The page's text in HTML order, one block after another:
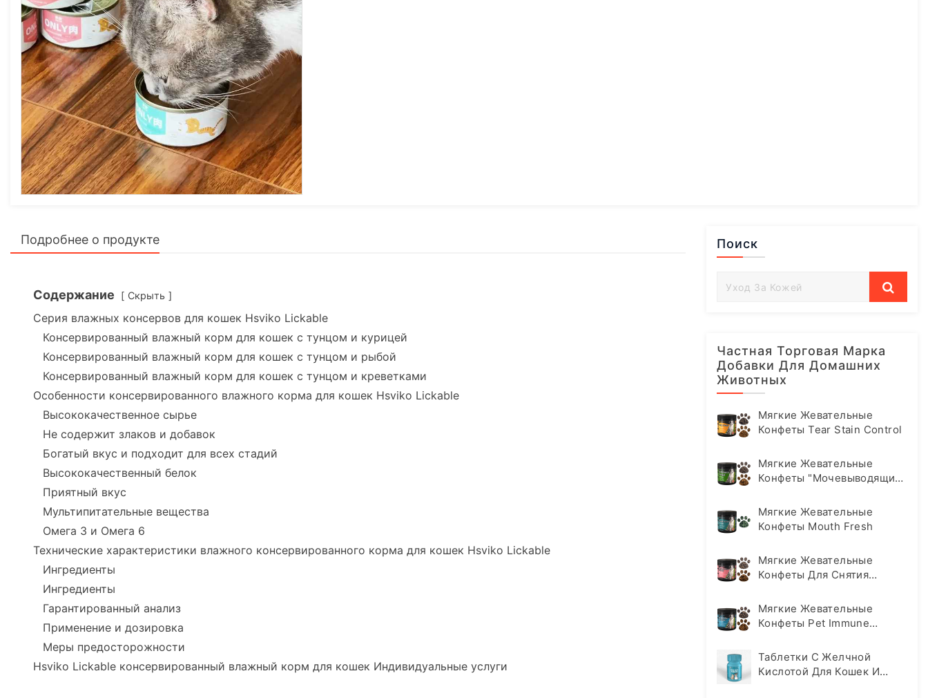
Подробнее о продукте
Содержание Скрыть
Серия влажных консервов для кошек Hsviko Lickable
Консервированный влажный корм для кошек с тунцом и курицей
Консервированный влажный корм для кошек с тунцом и рыбой
Консервированный влажный корм для кошек с тунцом и креветками
Особенности консервированного влажного корма для кошек Hsviko Lickable
Высококачественное сырье
Не содержит злаков и добавок
Богатый вкус и подходит для всех стадий
Высококачественный белок
Приятный вкус
Мультипитательные вещества
Омега 3 и Омега 6
Технические характеристики влажного консервированного корма для кошек Hsviko Lickable
Ингредиенты
Ингредиенты
Гарантированный анализ
Применение и дозировка
Меры предосторожности
Hsviko Lickable консервированный влажный корм для кошек Индивидуальные услуги
Поиск
Частная Торговая Марка
Добавки Для Домашних
Животных
Мягкие Жевательные
Конфеты Tear Stain Control
Мягкие Жевательные
Конфеты "Мочевыводящие
Мягкие Жевательные
Конфеты Mouth Fresh
Мягкие Жевательные
Конфеты Для Снятия
Мягкие Жевательные
Конфеты Pet Immune
Таблетки С Желчной
Кислотой Для Кошек И